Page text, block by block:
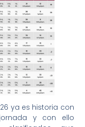
ya es historia con
y con ello